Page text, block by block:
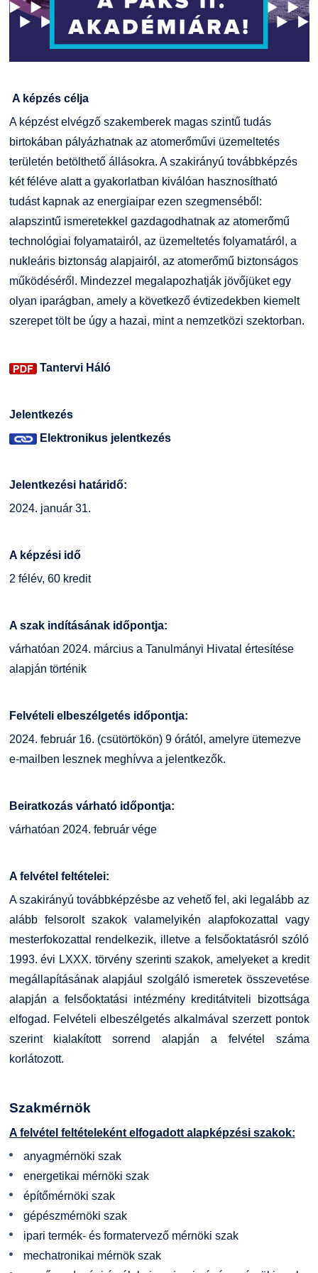
Kiemelt ösztöndíjak
Nemzetközi Lehetőségek
Fordítási Szolgáltatások
GY.I.K.
DUE Hallgatói laptop használati segédlet
Kerpely Antal Szakkollégium KASZK
K+F+I
Átjelentkezőknek
TDK/Tehetségnap
Online Studium
Képzési Életpályamodell
Atomerőművi Képzési Bázis
Együttműködő partnereink
A képzés célja
A képzést elvégző szakemberek magas szintű tudás
birtokában pályázhatnak az atomerőművi üzemeltetés
területén betölthető állásokra. A szakirányú továbbképzés
két féléve alatt a gyakorlatban kiválóan hasznosítható
tudást kapnak az energiaipar ezen szegmenséből:
alapszintű ismeretekkel gazdagodhatnak az atomerőmű
technológiai folyamatairól, az üzemeltetés folyamatáról, a
nukleáris biztonság alapjairól, az atomerőmű biztonságos
működéséről. Mindezzel megalapozhatják jövőjüket egy
olyan iparágban, amely a következő évtizedekben kiemelt
szerepet tölt be úgy a hazai, mint a nemzetközi szektorban.
Tantervi Háló
Jelentkezés
Elektronikus jelentkezés
Jelentkezési határidő:
2024. január 31.
A képzési idő
2 félév, 60 kredit
A szak indításának időpontja:
várhatóan 2024. március a Tanulmányi Hivatal értesítése
alapján történik
Felvételi elbeszélgetés időpontja:
2024. február 16. (csütörtökön) 9 órától, amelyre ütemezve
e-mailben lesznek meghívva a jelentkezők.
Beiratkozás várható időpontja:
várhatóan 2024. február vége
A felvétel feltételei:
A szakirányú továbbképzésbe az vehető fel, aki legalább az
alább felsorolt szakok valamelyikén alapfokozattal vagy
mesterfokozattal rendelkezik, illetve a felsőoktatásról szóló
1993. évi LXXX. törvény szerinti szakok, amelyeket a kredit
megállapításának alapjául szolgáló ismeretek összevetése
alapján a felsőoktatási intézmény kreditátviteli bizottsága
elfogad. Felvételi elbeszélgetés alkalmával szerzett pontok
szerint kialakított sorrend alapján a felvétel száma
korlátozott.
Szakmérnök
A felvétel feltételeként elfogadott alapképzési szakok:
anyagmérnöki szak
energetikai mérnöki szak
építőmérnöki szak
gépészmérnöki szak
ipari termék- és formatervező mérnöki szak
mechatronikai mérnök szak